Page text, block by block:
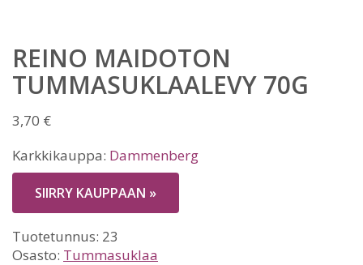
REINO MAIDOTON
TUMMASUKLAALEVY 70G
3,70 €
Karkkikauppa: Dammenberg
SIIRRY KAUPPAAN »
Tuotetunnus: 23
Osasto: Tummasuklaa